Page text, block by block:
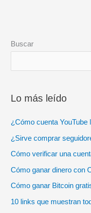
Buscar
Lo más leído
¿Cómo cuenta YouTube
¿Sirve comprar
Cómo verificar una
Cómo ganar dinero con
Cómo ganar Bitcoin
10 links que muestran